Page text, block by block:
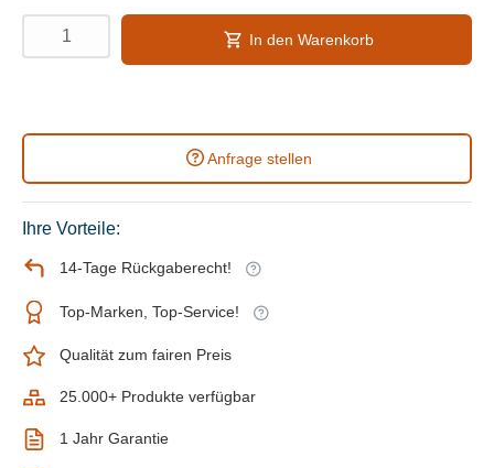
In den Warenkorb
Anfrage stellen
Ihre Vorteile:
14-Tage Rückgaberecht!
Top-Marken, Top-Service!
Qualität zum fairen Preis
25.000+ Produkte verfügbar
1 Jahr Garantie